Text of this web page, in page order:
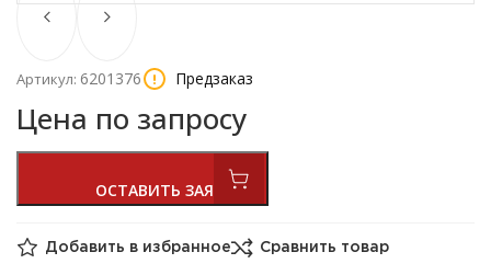
Артикул: 6201376 Предзаказ
Цена по запросу
Добавить в избранное Сравнить товар